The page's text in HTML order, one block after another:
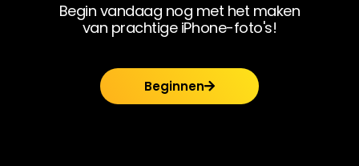
Begin vandaag nog met het maken
van prachtige iPhone-foto's!
Beginnen